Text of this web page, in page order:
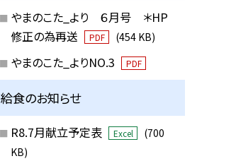
やまのこた_より ６月号 ＊HP
修正の為再送
PDF (454 KB)
やまのこた_よりNO.3 PDF
給食のお知らせ
R8.7月献立予定表 Excel
(700
KB)